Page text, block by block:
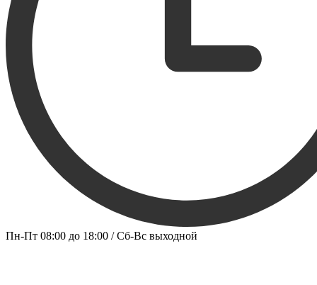
Пн-Пт 08:00 до 18:00 / Сб-Вс выходной